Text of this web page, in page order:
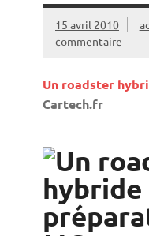
15 avril 2010
commentaire
Un roadster
Cartech.fr